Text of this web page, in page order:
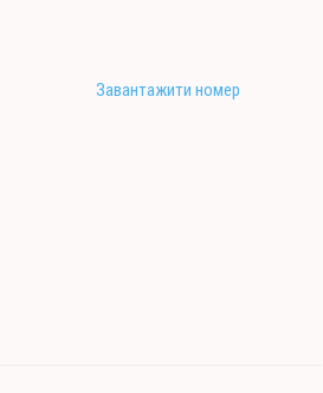
Завантажити номер